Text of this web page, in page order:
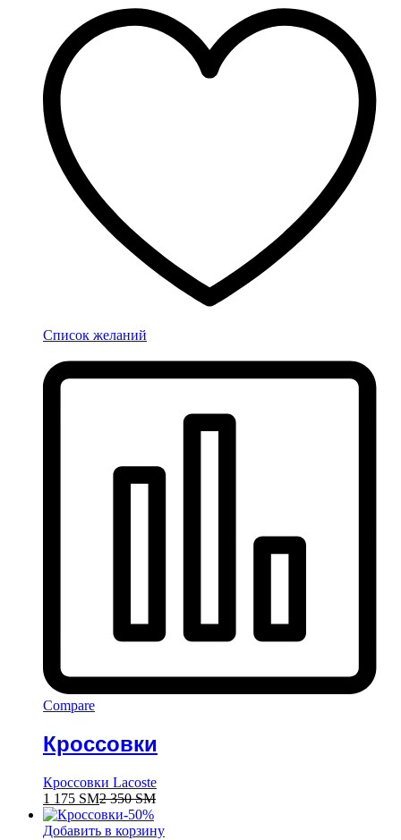
Список желаний
Compare
Кроссовки
Кроссовки Lacoste
1 175 ЅМ2 350ЅМ
-50%
Добавить в корзину